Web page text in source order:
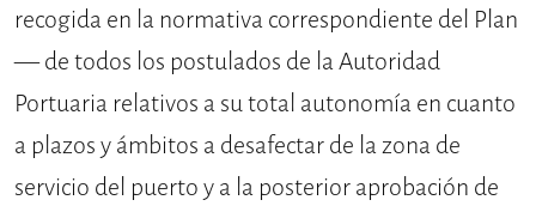
recogida en la normativa correspondiente del Plan
— de todos los postulados de la Autoridad
Portuaria relativos a su total autonomía en cuanto
a plazos y ámbitos a desafectar de la zona de
servicio del puerto y a la posterior aprobación de